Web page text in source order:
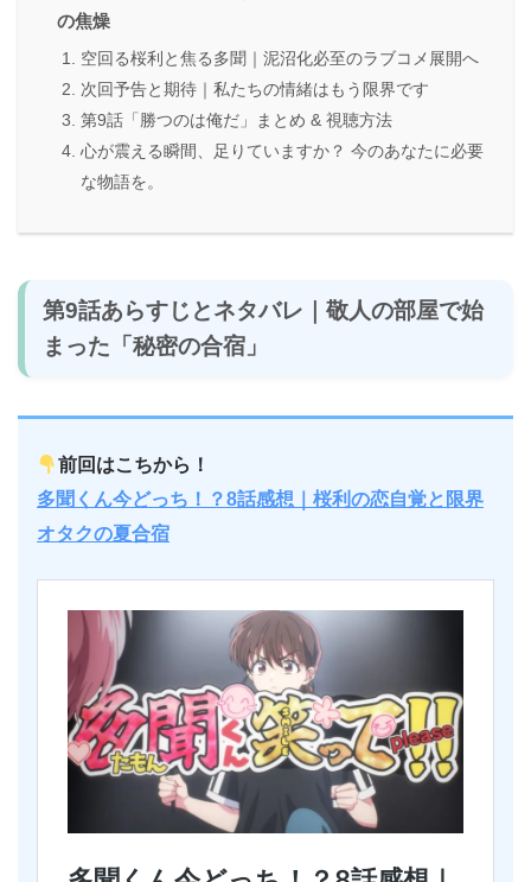
の焦燥
空回る桜利と焦る多聞｜泥沼化必至のラブコメ展開へ
次回予告と期待｜私たちの情緒はもう限界です
第9話「勝つのは俺だ」まとめ & 視聴方法
心が震える瞬間、足りていますか？ 今のあなたに必要
な物語を。
第9話あらすじとネタバレ｜敬人の部屋で始
まった「秘密の合宿」
前回はこちから！
多聞くん今どっち！？8話感想｜桜利の恋自覚と限界
オタクの夏合宿